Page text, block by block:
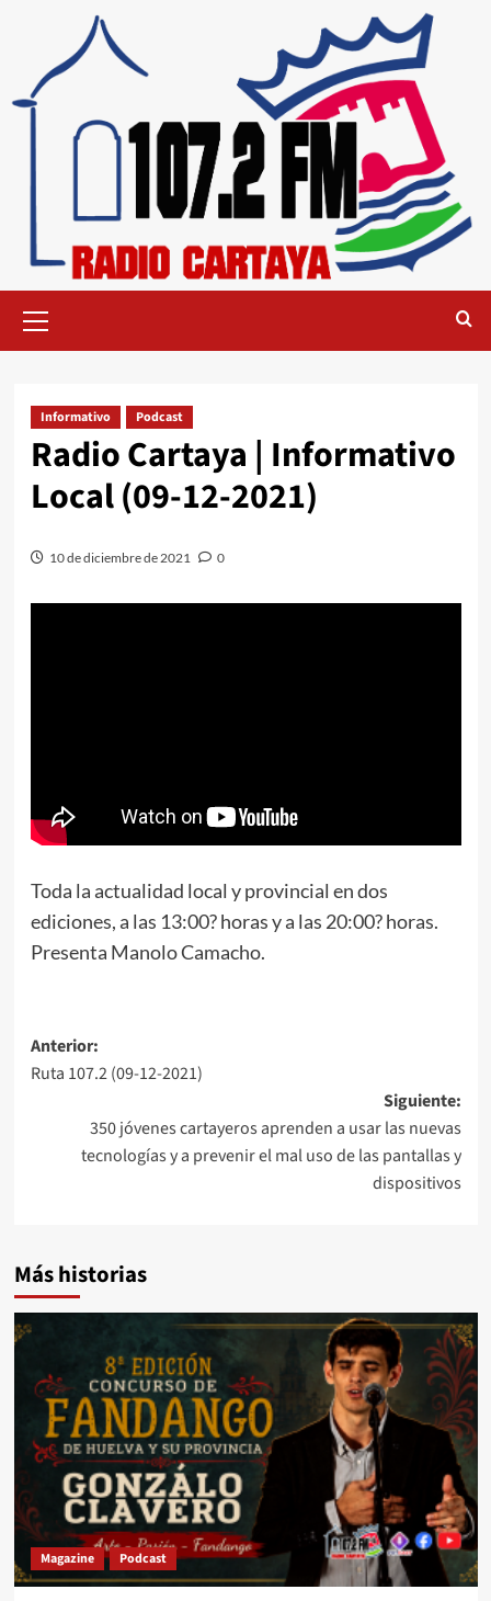
Informativo Podcast
Radio Cartaya | Informativo
Local (09-12-2021)
10 de diciembre de 2021 0
Toda la actualidad local y provincial en dos
ediciones, a las 13:00? horas y a las 20:00? horas.
Presenta Manolo Camacho.
Anterior:
Ruta 107.2 (09-12-2021)
Siguiente:
350 jóvenes cartayeros aprenden a usar las nuevas
tecnologías y a prevenir el mal uso de las pantallas y
dispositivos
Más historias
Magazine Podcast